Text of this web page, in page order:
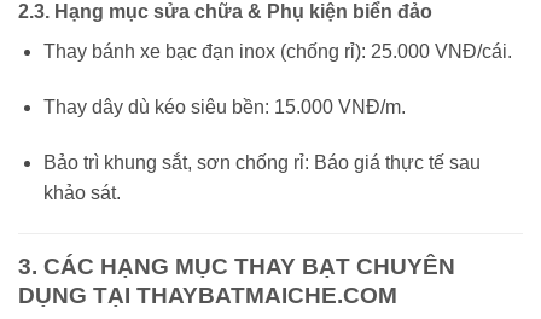
2.3. Hạng mục sửa chữa & Phụ kiện biển đảo
Thay bánh xe bạc đạn inox (chống rỉ): 25.000 VNĐ/cái.
Thay dây dù kéo siêu bền: 15.000 VNĐ/m.
Bảo trì khung sắt, sơn chống rỉ: Báo giá thực tế sau
khảo sát.
3. CÁC HẠNG MỤC THAY BẠT CHUYÊN
DỤNG TẠI THAYBATMAICHE.COM